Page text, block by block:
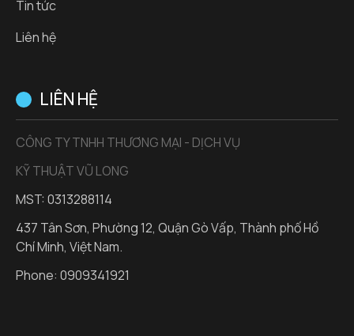
Tin tức
Liên hệ
LIÊN HỆ
CÔNG TY TNHH THƯƠNG MẠI - DỊCH VỤ
KỸ THUẬT VŨ LONG
MST: 0313288114
437 Tân Sơn, Phường 12, Quận Gò Vấp, Thành phố Hồ
Chí Minh, Việt Nam.
Phone: 0909341921